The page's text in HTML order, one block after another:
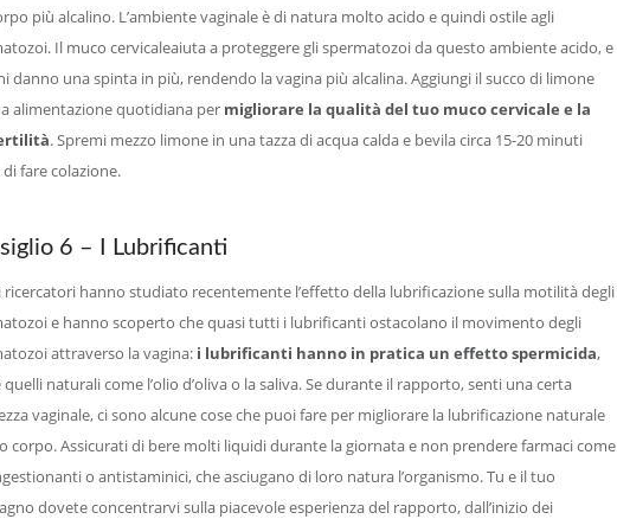
più alcalino. L’ambiente vaginale è di natura molto acido e quindi ostile agli
Il muco cervicaleaiuta a proteggere gli spermatozoi da questo ambiente acido, e
danno una spinta in più, rendendo la vagina più alcalina. Aggiungi il succo di limone
alimentazione quotidiana per migliorare la qualità del tuo muco cervicale e la
. Spremi mezzo limone in una tazza di acqua calda e bevila circa 15-20 minuti
fare colazione.
6 – I Lubrificanti
ricercatori hanno studiato recentemente l’effetto della lubrificazione sulla motilità degli
e hanno scoperto che quasi tutti i lubrificanti ostacolano il movimento degli
attraverso la vagina: i lubrificanti hanno in pratica un effetto spermicida,
quelli naturali come l’olio d’oliva o la saliva. Se durante il rapporto, senti una certa
vaginale, ci sono alcune cose che puoi fare per migliorare la lubrificazione naturale
corpo. Assicurati di bere molti liquidi durante la giornata e non prendere farmaci come
o antistaminici, che asciugano di loro natura l’organismo. Tu e il tuo
dovete concentrarvi sulla piacevole esperienza del rapporto, dall’inizio dei